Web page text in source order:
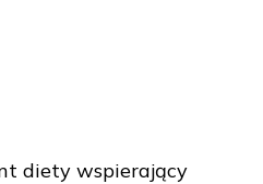
diety wspierający